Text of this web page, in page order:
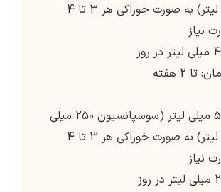
گرم / 5 میلی لیتر) به صورت خوراکی هر 3 تا 4
نیاز
2 هفته
6 تا 12 سال: 5 میلی لیتر (سوسپانسیون 250 میلی
گرم / 5 میلی لیتر) به صورت خوراکی هر 3 تا 4
نیاز